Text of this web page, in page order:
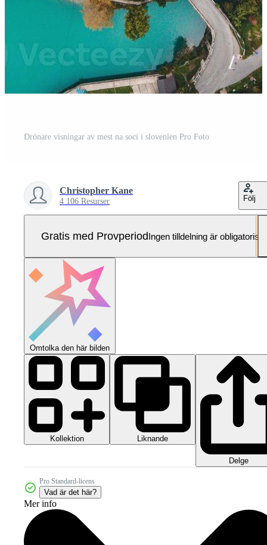
Drönare visningar av mest na soci i slovenien Pro Foto
Christopher Kane
4 106 Resurser Följ
Gratis med ProvperiodIngen tilldelning är obligatorisk
Omtolka den här bilden
Kollektion Liknande
Delge
Pro Standard-licens
Vad är det här?
Mer info